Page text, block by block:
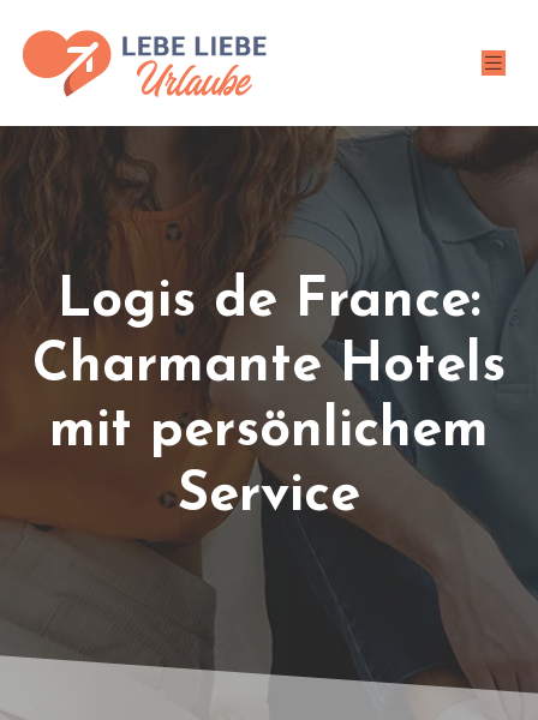
Logis de France:
Charmante Hotels
mit persönlichem
Service